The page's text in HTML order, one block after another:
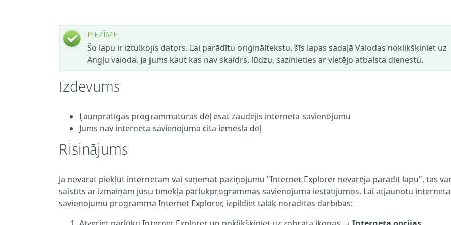
PIEZĪME:
Šo lapu ir iztulkojis dators. Lai parādītu oriģināltekstu, šīs lapas sadaļā Valodas noklikšķiniet uz
Angļu valoda. Ja jums kaut kas nav skaidrs, lūdzu, sazinieties ar vietējo atbalsta dienestu.
Izdevums
Ļaunprātīgas programmatūras dēļ esat zaudējis interneta savienojumu
Jums nav interneta savienojuma cita iemesla dēļ
Risinājums
Ja nevarat piekļūt internetam vai saņemat paziņojumu "Internet Explorer nevarēja parādīt lapu", tas
saistīts ar izmaiņām jūsu tīmekļa pārlūkprogrammas savienojuma iestatījumos. Lai atjaunotu interneta
savienojumu programmā Internet Explorer, izpildiet tālāk norādītās darbības: